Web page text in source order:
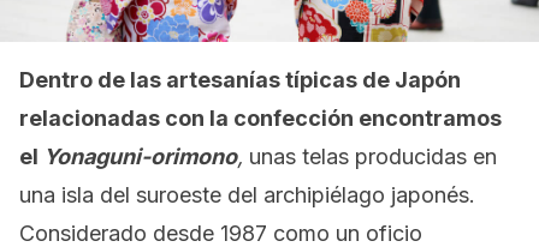
Dentro de las artesanías típicas de Japón
relacionadas con la confección encontramos
el Yonaguni-orimono, unas telas producidas en
una isla del suroeste del archipiélago japonés.
Considerado desde 1987 como un oficio